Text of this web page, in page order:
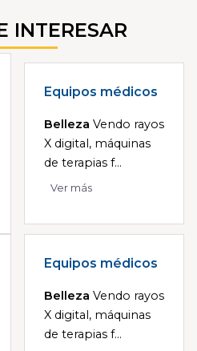
INTERESAR
Equipos médicos
Belleza Vendo rayos
X digital, máquinas
de terapias f...
Ver más
Equipos médicos
Belleza Vendo rayos
X digital, máquinas
de terapias f...